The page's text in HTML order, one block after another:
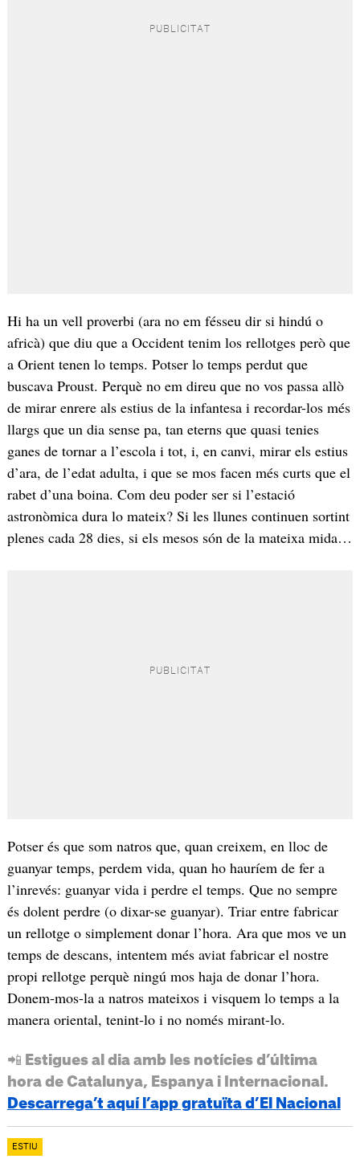
Hi ha un vell proverbi (ara no em fésseu dir si hindú o
africà) que diu que a Occident tenim los rellotges però que
a Orient tenen lo temps. Potser lo temps perdut que
buscava Proust. Perquè no em direu que no vos passa allò
de mirar enrere als estius de la infantesa i recordar-los més
llargs que un dia sense pa, tan eterns que quasi tenies
ganes de tornar a l’escola i tot, i, en canvi, mirar els estius
d’ara, de l’edat adulta, i que se mos facen més curts que el
rabet d’una boina. Com deu poder ser si l’estació
astronòmica dura lo mateix? Si les llunes continuen sortint
plenes cada 28 dies, si els mesos són de la mateixa mida…
Potser és que som natros que, quan creixem, en lloc de
guanyar temps, perdem vida, quan ho hauríem de fer a
l’inrevés: guanyar vida i perdre el temps. Que no sempre
és dolent perdre (o dixar-se guanyar). Triar entre fabricar
un rellotge o simplement donar l’hora. Ara que mos ve un
temps de descans, intentem més aviat fabricar el nostre
propi rellotge perquè ningú mos haja de donar l’hora.
Donem-mos-la a natros mateixos i visquem lo temps a la
manera oriental, tenint-lo i no només mirant-lo.
📲 Estigues al dia amb les notícies d’última
hora de Catalunya, Espanya i Internacional.
Descarrega’t aquí l’app gratuïta d’El Nacional
ESTIU